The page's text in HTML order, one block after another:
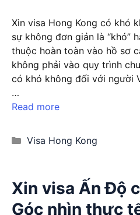
Xin visa Hong Kong có khó
sự không đơn giản là “khó”
thuộc hoàn toàn vào hồ sơ
không phải vào quy trình
có khó không đối với người
…
Read more
Categories
Visa Hong Kong
Xin visa Ấn Độ
Góc nhìn thực